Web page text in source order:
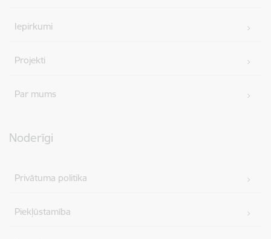
Iepirkumi
Projekti
Par mums
Noderīgi
Privātuma politika
Piekļūstamība